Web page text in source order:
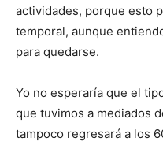
actividades, porque esto
temporal, aunque
para quedarse.
Yo no esperaría que el
que tuvimos a mediados
tampoco regresará a los